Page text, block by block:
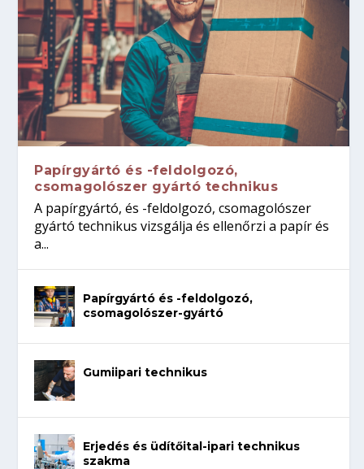
Papírgyártó és -feldolgozó,
csomagolószer gyártó technikus
A papírgyártó, és -feldolgozó, csomagolószer
gyártó technikus vizsgálja és ellenőrzi a papír és
a...
Papírgyártó és -feldolgozó,
csomagolószer-gyártó
Gumiipari technikus
Erjedés és üdítőital-ipari technikus
szakma